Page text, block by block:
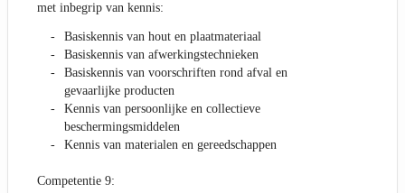
met inbegrip van kennis:
Basiskennis van hout en plaatmateriaal
Basiskennis van afwerkingstechnieken
Basiskennis van voorschriften rond afval en
gevaarlijke producten
Kennis van persoonlijke en collectieve
beschermingsmiddelen
Kennis van materialen en gereedschappen
Competentie 9: